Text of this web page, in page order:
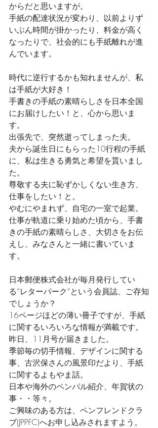
からだと思いますが。
手紙の配達状況が変わり、以前よりず
いぶん時間が掛かったり、料金が高く
なったりで、社会的にも手紙離れが進
んでいます。
時代に逆行するかも知れませんが、私
は手紙が大好き！
手書きの手紙の素晴らしさを日本全国
にお届けしたい！と、心から思いま
す。
出張先で、突然逝ってしまった夫。
夫から誕生日にもらった10行程の手紙
に、私は生きる勇気と希望を貰いまし
た。
尊敬する夫に恥ずかしくない生き方、
仕事をしたい！と。
やむにやまれず、自宅の一室で起業。
仕事が軌道に乗り始めた頃から、手書
きの手紙の素晴らしさ、大切さをお伝
えし、みなさんと一緒に書いていま
す。
日本郵便株式会社が毎月発行してい
る“レターパーク”という会員誌、ご存知
でしょうか？
16ページほどの薄い冊子ですが、手紙
に関するいろいろな情報が満載です。
昨日、11月号が届きました。
季節毎の切手情報、デザインに関する
事、古沢保さんの風景印だより、手紙
に関するよもやま話。
日本や海外のペンパル紹介、年賀状の
事・・等々。
ご興味のある方は、ペンフレンドクラ
ブ(JPPFC)へお申し込みされますよう。